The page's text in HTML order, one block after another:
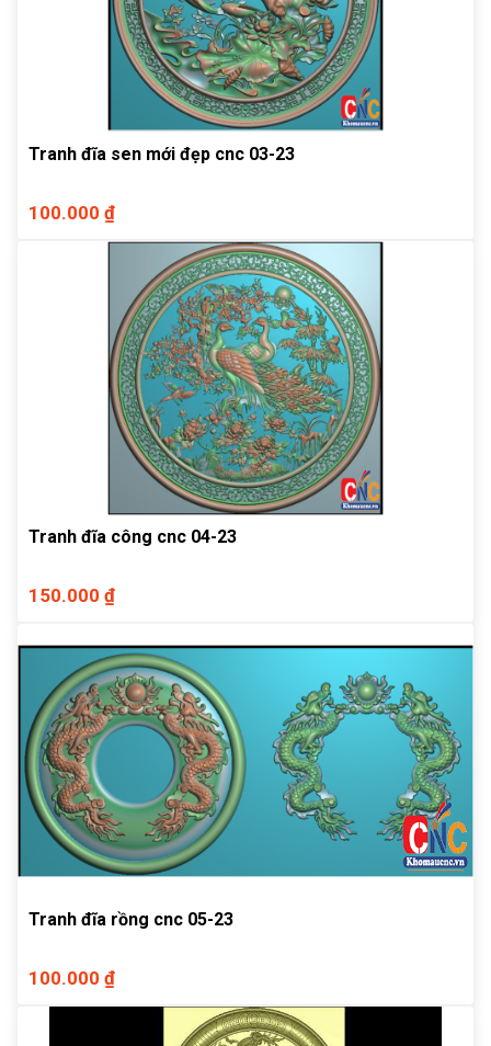
Tranh đĩa sen mới đẹp cnc 03-23
100.000 ₫
Tranh đĩa công cnc 04-23
150.000 ₫
Tranh đĩa rồng cnc 05-23
100.000 ₫